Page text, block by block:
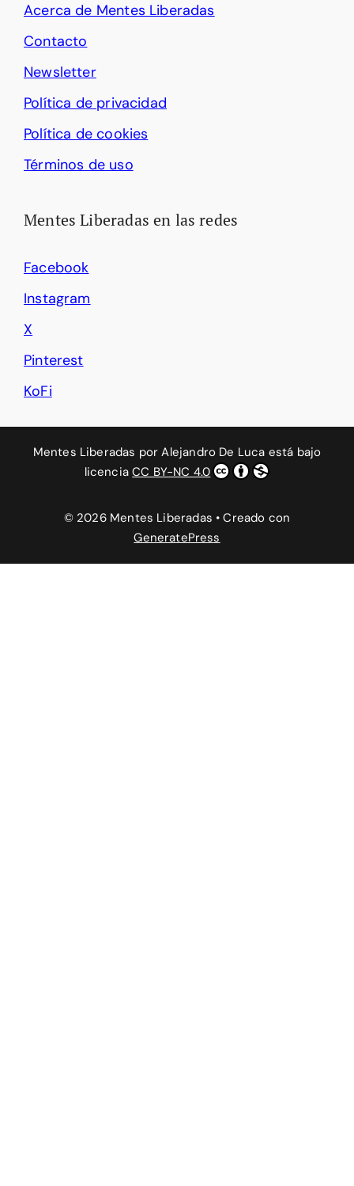
Acerca de Mentes Liberadas
Contacto
Newsletter
Política de privacidad
Política de cookies
Términos de uso
Mentes Liberadas en las redes
Facebook
Instagram
X
Pinterest
KoFi
Mentes Liberadas porAlejandro De Luca está bajo
licenciaCC BY-NC 4.0
© 2026 Mentes Liberadas • Creado con
GeneratePress